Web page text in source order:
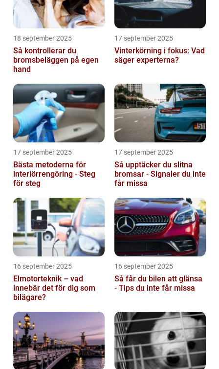
18 september 2025
Så kontrollerar du
bromsbeläggen på egen
hand
17 september 2025
Vinterkörning i fokus: Vad
säger experterna?
17 september 2025
Bästa metoderna för
interiörrengöring - Steg
för steg
17 september 2025
Så upptäcker du slitna
bromsar - Signaler du inte
får missa
16 september 2025
Elmotorteknik – vad
innebär det för dig som
bilägare?
16 september 2025
Så får du bilen att glänsa
- Tips du inte får missa